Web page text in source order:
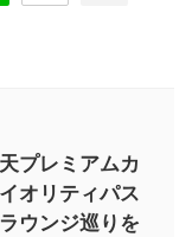
プレミアムカ
オリティパス
ウンジ巡りを